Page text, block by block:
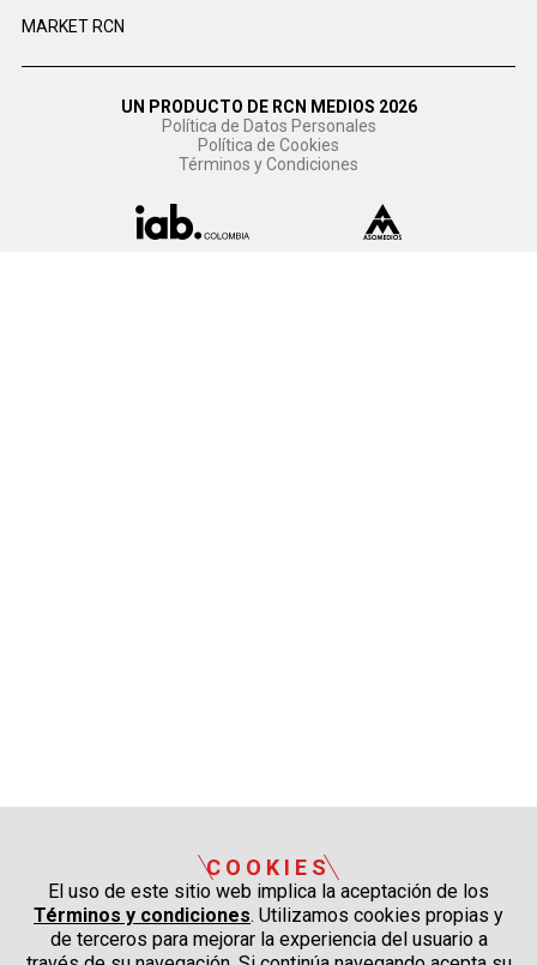
MARKET RCN
UN PRODUCTO DE RCN MEDIOS 2026
Política de Datos Personales
Política de Cookies
Términos y Condiciones
COOKIES
El uso de este sitio web implica la aceptación de los
Términos y condiciones. Utilizamos cookies propias y
de terceros para mejorar la experiencia del usuario a